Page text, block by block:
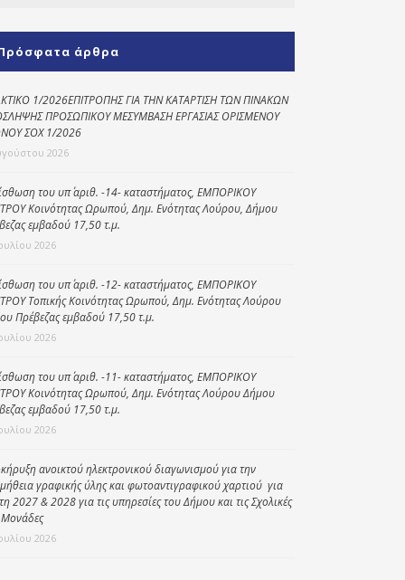
Kοινωνικό
φαρμακείο
Πρόγραμμα
Φροντίδας
Ηλικιωμένων
(Κ.Η.Φ.Η.) Πρέβεζας
άρθρα
1/2026ΕΠΙΤΡΟΠΗΣ ΓΙΑ ΤΗΝ ΚΑΤΑΡΤΙΣΗ ΤΩΝ ΠΙΝΑΚΩΝ
ΠΡΟΣΩΠΙΚΟΥ ΜΕΣΥΜΒΑΣΗ ΕΡΓΑΣΙΑΣ ΟΡΙΣΜΕΝΟΥ
ΣΟΧ 1/2026
2026
του υπ΄ αριθ. -14- καταστήματος, ΕΜΠΟΡΙΚΟΥ
Κοινότητας Ωρωπού, Δημ. Ενότητας Λούρου, Δήμου
εμβαδού 17,50 τ.μ.
2026
του υπ΄ αριθ. -12- καταστήματος, ΕΜΠΟΡΙΚΟΥ
Τοπικής Κοινότητας Ωρωπού, Δημ. Ενότητας Λούρου
Πρέβεζας εμβαδού 17,50 τ.μ.
2026
του υπ΄ αριθ. -11- καταστήματος, ΕΜΠΟΡΙΚΟΥ
Κοινότητας Ωρωπού, Δημ. Ενότητας Λούρου Δήμου
εμβαδού 17,50 τ.μ.
2026
ανοικτού ηλεκτρονικού διαγωνισμού για την
γραφικής ύλης και φωτοαντιγραφικού χαρτιού για
2027 & 2028 για τις υπηρεσίες του Δήμου και τις Σχολικές
2026